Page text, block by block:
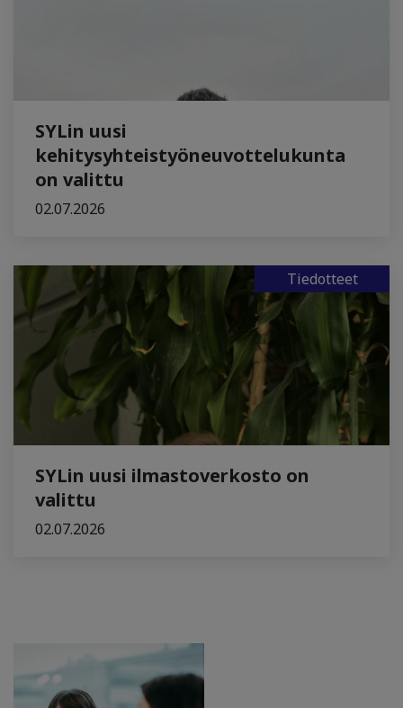
SYLin uusi
kehitysyhteistyöneuvottelukunta
on valittu
02.07.2026
Tiedotteet
SYLin uusi ilmastoverkosto on
valittu
02.07.2026